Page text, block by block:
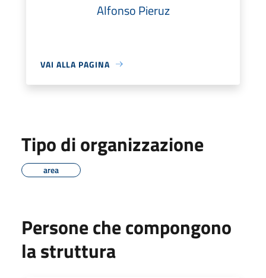
Alfonso Pieruz
VAI ALLA PAGINA
Tipo di organizzazione
area
Persone che compongono
la struttura